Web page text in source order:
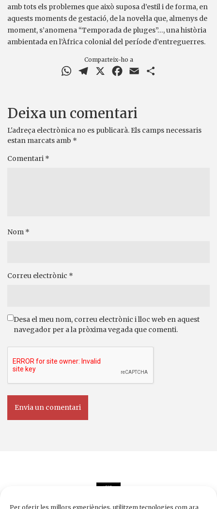
Per oferir les millors experiències, utilitzem tecnologies com ara
amb tots els problemes que això suposa d’estil i de forma, en
aquests moments de gestació, de la novel·la que, almenys de
moment, s’anomena “Temporada de pluges”…, una història
ambientada en l’Àfrica colonial del període d’entreguerres.
Comparteix-ho a
WhatsAppTelegram Facebook
Email
Deixa un comentari
L'adreça electrònica no es publicarà. Els camps necessaris
estan marcats amb *
Comentari *
Nom *
Correu electrònic *
Desa el meu nom, correu electrònic i lloc web en aquest
navegador per a la pròxima vegada que comenti.